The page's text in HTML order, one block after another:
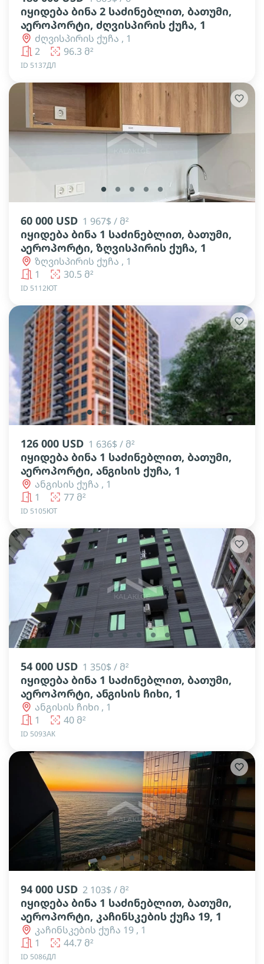
იყიდება ბინა 2 საძინებლით, ბათუმი,
აეროპორტი, ძღვისპირის ქუჩა, 1
ძღვისპირის ქუჩა , 1
2
96.3 მ²
ID 5137ДЛ
lens lens lens lens lens
60 000 USD 1 967$ / მ²
იყიდება ბინა 1 საძინებლით, ბათუმი,
აეროპორტი, ზღვისპირის ქუჩა, 1
ზღვისპირის ქუჩა , 1
1
30.5 მ²
ID 5112ЮТ
lens lens lens lens lens lens lens
126 000 USD 1 636$ / მ²
იყიდება ბინა 1 საძინებლით, ბათუმი,
აეროპორტი, ანგისის ქუჩა, 1
ანგისის ქუჩა , 1
1
77 მ²
ID 5105ЮТ
lens lens lens lens
54 000 USD 1 350$ / მ²
იყიდება ბინა 1 საძინებლით, ბათუმი,
აეროპორტი, ანგისის ჩიხი, 1
ანგისის ჩიხი , 1
1
40 მ²
ID 5093АК
lens lens lens lens lens
94 000 USD 2 103$ / მ²
იყიდება ბინა 1 საძინებლით, ბათუმი,
აეროპორტი, კაჩინსკების ქუჩა 19, 1
კაჩინსკების ქუჩა 19 , 1
1
44.7 მ²
ID 5086ДЛ